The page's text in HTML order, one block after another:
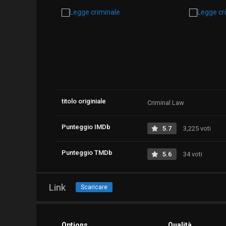
titolo originiale Criminal Law
Punteggio IMDb 5.7 3,225 voti
Punteggio TMDb 5.6 34 voti
Link Scaricare